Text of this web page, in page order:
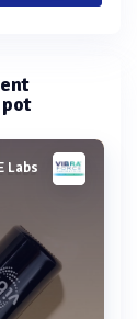
Labs